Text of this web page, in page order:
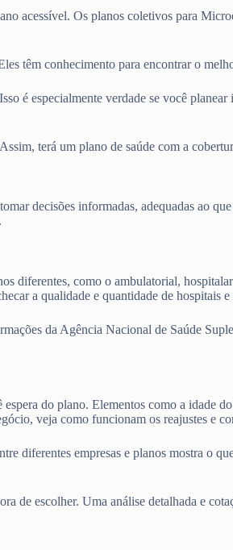
acessível. Os planos coletivos para
têm conhecimento para encontrar o
é especialmente verdade se você
terá um plano de saúde com a
decisões informadas, adequadas ao
diferentes, como o ambulatorial,
a qualidade e quantidade de
da Agência Nacional de Saúde
do plano. Elementos como a
veja como funcionam os reajustes e
diferentes empresas e planos mostra o
de escolher. Uma análise detalhada e